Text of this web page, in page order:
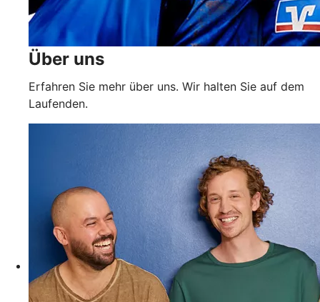
Über uns
Erfahren Sie mehr über uns. Wir halten Sie auf dem
Laufenden.